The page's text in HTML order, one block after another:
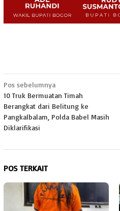
Navigasi
pos
Pos sebelumnya
10 Truk Bermuatan Timah
Berangkat dari Belitung ke
Pangkalbalam, Polda Babel Masih
Diklarifikasi
POS TERKAIT